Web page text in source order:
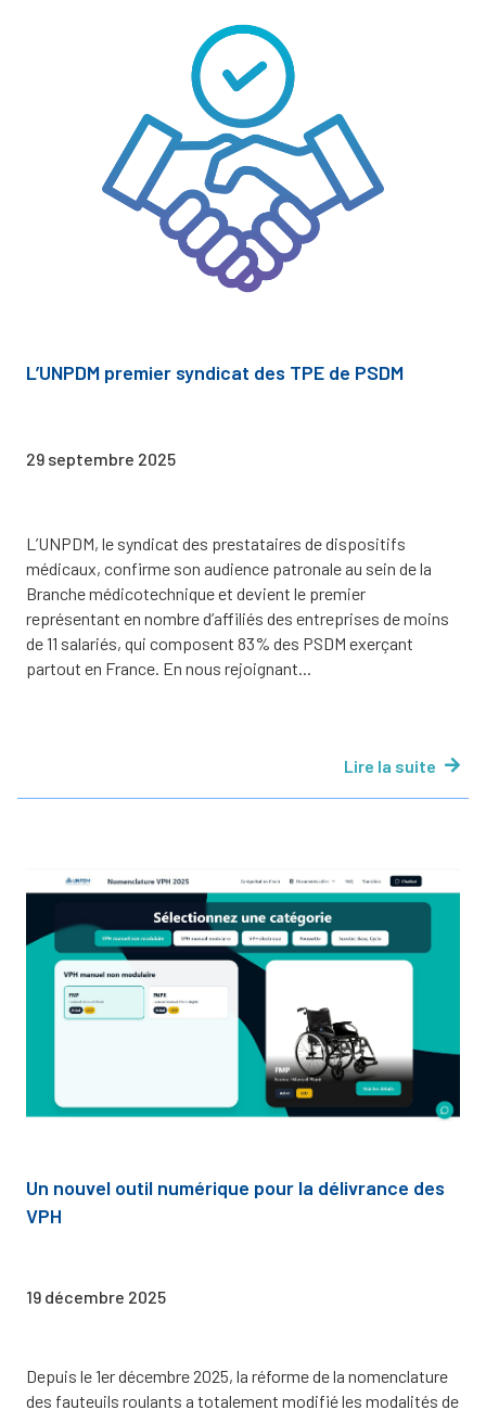
L’UNPDM premier syndicat des TPE de PSDM
29 septembre 2025
L’UNPDM, le syndicat des prestataires de dispositifs
médicaux, confirme son audience patronale au sein de la
Branche médicotechnique et devient le premier
représentant en nombre d’affiliés des entreprises de moins
de 11 salariés, qui composent 83% des PSDM exerçant
partout en France. En nous rejoignant...
Lire la suite
Un nouvel outil numérique pour la délivrance des
VPH
19 décembre 2025
Depuis le 1er décembre 2025, la réforme de la nomenclature
des fauteuils roulants a totalement modifié les modalités de